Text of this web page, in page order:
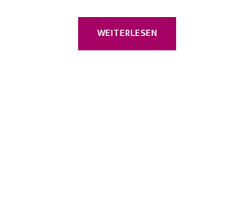
WEITERLESEN